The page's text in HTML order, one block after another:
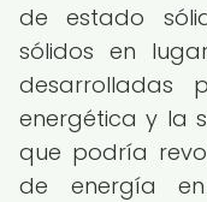
de estado
sólidos en
desarrolladas
energética y la
que podría
de energía